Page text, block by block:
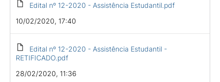
Edital nº 12-2020 - Assistência Estudantil.pdf
10/02/2020, 17:40
Edital nº 12-2020 - Assistência Estudantil -
RETIFICADO.pdf
28/02/2020, 11:36